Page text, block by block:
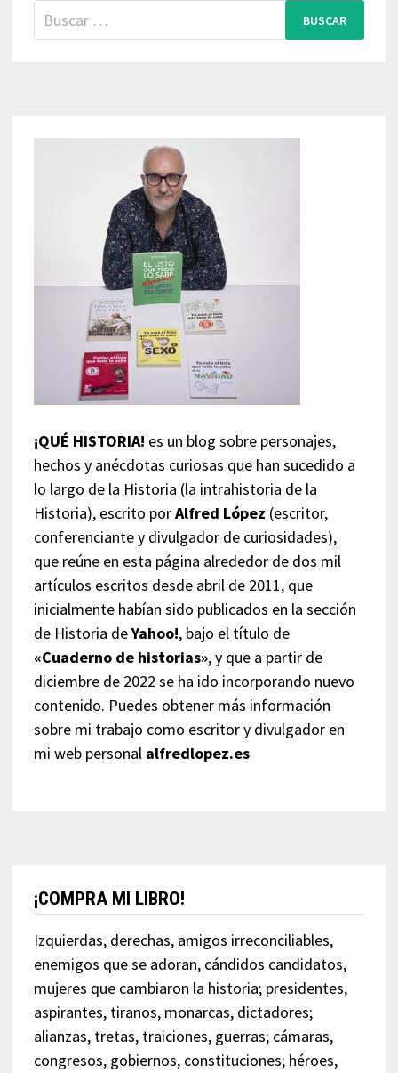
Buscar:
¡QUÉ HISTORIA! es un blog sobre personajes,
hechos y anécdotas curiosas que han sucedido a
lo largo de la Historia (la intrahistoria de la
Historia), escrito porAlfred López (escritor,
conferenciante y divulgador de curiosidades),
que reúne en esta página alrededor de dos mil
artículos escritos desde abril de 2011, que
inicialmente habían sido publicados en la sección
de Historia deYahoo!, bajo el título de
«Cuaderno de historias», y que a partir de
diciembre de 2022 se ha ido incorporando nuevo
contenido. Puedes obtener más información
sobre mi trabajo como escritor y divulgador en
mi web personal alfredlopez.es
¡COMPRA MI LIBRO!
Izquierdas, derechas, amigos irreconciliables,
enemigos que se adoran, cándidos candidatos,
mujeres que cambiaron la historia; presidentes,
aspirantes, tiranos, monarcas, dictadores;
alianzas, tretas, traiciones, guerras; cámaras,
congresos, gobiernos, constituciones; héroes,